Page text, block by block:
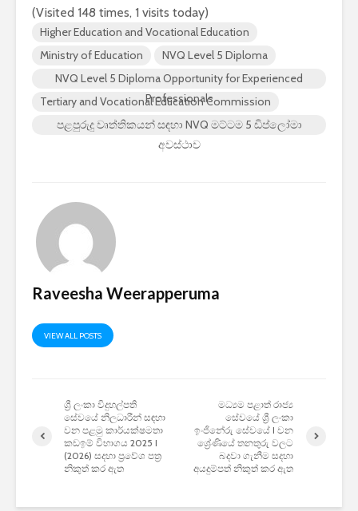
(Visited 148 times, 1 visits today)
Higher Education and Vocational Education
Ministry of Education
NVQ Level 5 Diploma
NVQ Level 5 Diploma Opportunity for Experienced
Professionals
Tertiary and Vocational Education Commission
පළපුරුදු වෘත්තිකයන් සඳහා NVQ මට්ටම 5 ඩිප්ලෝමා
අවස්ථාව
Raveesha Weerapperuma
VIEW ALL POSTS
ශ්‍රී ලංකා විදුහල්පති
සේවයේ නිලධාරීන් සඳහා
වන පළමු කාර්යක්ෂමතා
කඩඉම් විභාගය 2025 I
(2026) සදහා ප්‍රවේශ පත්‍ර
නිකුත් කර ඇත
මධ්‍යම පළාත් රාජ්‍ය
සේවයේ ශ්‍රී ලංකා
ඉංජිනේරු සේවයේ I වන
ශ්‍රේණියේ තනතුරු වලට
බදවා ගැනීම සදහා
අයදුම්පත් නිකුත් කර ඇත